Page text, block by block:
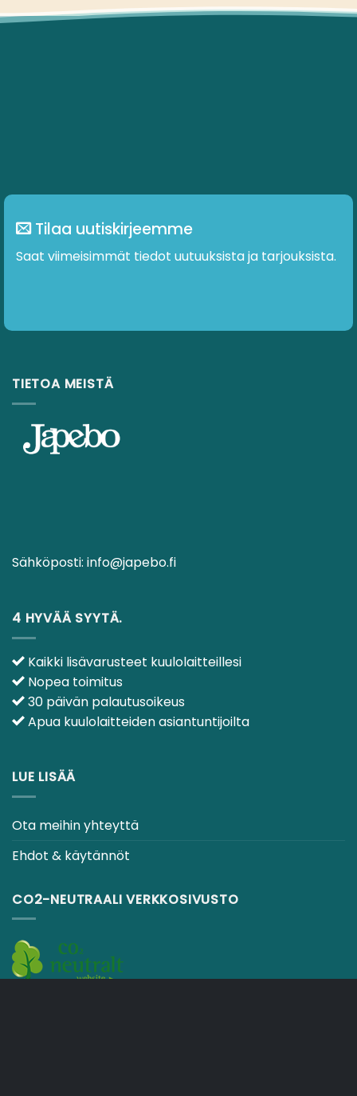
Tilaa uutiskirjeemme
Saat viimeisimmät tiedot uutuuksista ja tarjouksista.
TIETOA MEISTÄ
Sähköposti: info@japebo.fi
4 HYVÄÄ SYYTÄ.
Kaikki lisävarusteet kuulolaitteillesi
Nopea toimitus
30 päivän palautusoikeus
Apua kuulolaitteiden asiantuntijoilta
LUE LISÄÄ
Ota meihin yhteyttä
Ehdot & käytännöt
CO2-NEUTRAALI VERKKOSIVUSTO